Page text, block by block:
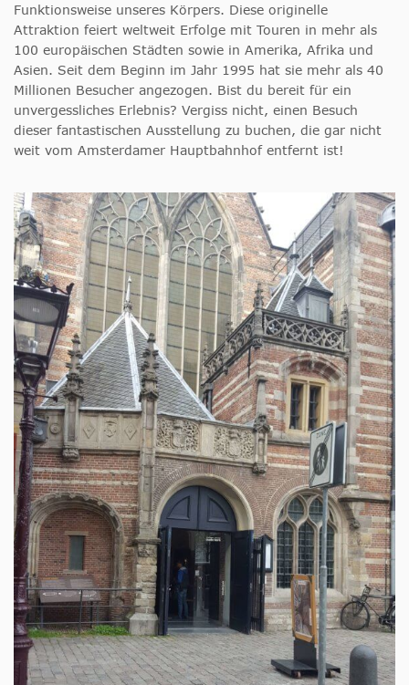
Funktionsweise unseres Körpers. Diese originelle
Attraktion feiert weltweit Erfolge mit Touren in mehr als
100 europäischen Städten sowie in Amerika, Afrika und
Asien. Seit dem Beginn im Jahr 1995 hat sie mehr als 40
Millionen Besucher angezogen. Bist du bereit für ein
unvergessliches Erlebnis? Vergiss nicht, einen Besuch
dieser fantastischen Ausstellung zu buchen, die gar nicht
weit vom Amsterdamer Hauptbahnhof entfernt ist!